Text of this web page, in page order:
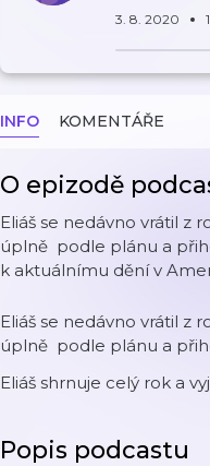
3. 8. 2020
INFO KOMENTÁŘE
O epizodě
Eliáš se nedávno vrátil z
úplně podle plánu a
k aktuálnímu dění v
Eliáš se nedávno vrátil z
úplně podle plánu a
Eliáš shrnuje celý rok a
Popis podcastu